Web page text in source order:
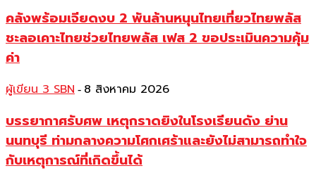
คลังพร้อมเจียดงบ 2 พันล้านหนุนไทยเที่ยวไทยพลัส
ชะลอเคาะไทยช่วยไทยพลัส เฟส 2 ขอประเมินความคุ้ม
ค่า
ผู้เขียน 3 SBN - 8 สิงหาคม 2026
บรรยากาศรับศพ เหตุกราดยิงในโรงเรียนดัง ย่าน
นนทบุรี ท่ามกลางความโศกเศร้าและยังไม่สามารถทำใจ
กับเหตุการณ์ที่เกิดขึ้นได้